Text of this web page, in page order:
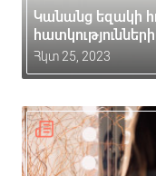
Կանանց եզակի
Հկտ 25, 2023